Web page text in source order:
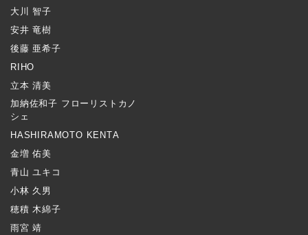
大川 智子
安井 竜樹
後藤 亜希子
RIHO
立本 清美
加納佐和子 フローリストカノ
シェ
HASHIRAMOTO KENTA
金増 佑美
青山 ユキコ
小林 久男
穂積 木綿子
雨宮 靖